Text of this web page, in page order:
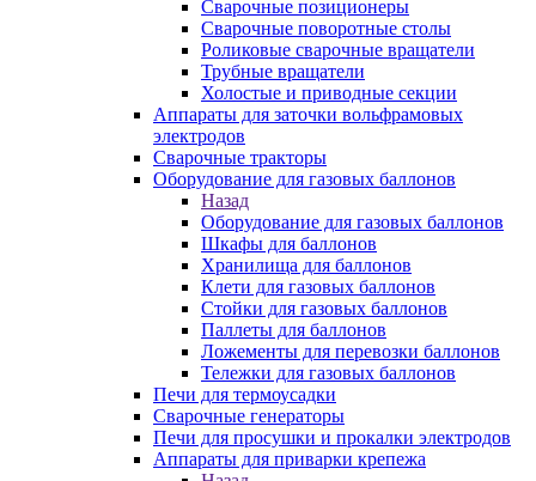
Сварочные позиционеры
Сварочные поворотные столы
Роликовые сварочные вращатели
Трубные вращатели
Холостые и приводные секции
Аппараты для заточки вольфрамовых
электродов
Сварочные тракторы
Оборудование для газовых баллонов
Назад
Оборудование для газовых баллонов
Шкафы для баллонов
Хранилища для баллонов
Клети для газовых баллонов
Стойки для газовых баллонов
Паллеты для баллонов
Ложементы для перевозки баллонов
Тележки для газовых баллонов
Печи для термоусадки
Сварочные генераторы
Печи для просушки и прокалки электродов
Аппараты для приварки крепежа